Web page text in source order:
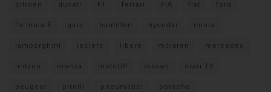
citroen ducati F1 ferrari FIA fiat ford
formula E gara hamilton hyundai imola
lamborghini leclerc libere mclaren mercedes
milano monza motoGP nissan orari TV
peugeot pirelli pneumatici porsche